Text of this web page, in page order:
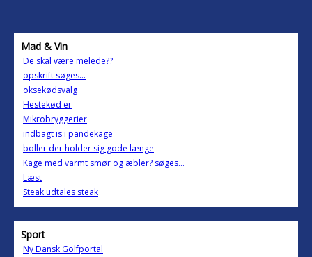
Mad & Vin
De skal være melede??
opskrift søges...
oksekødsvalg
Hestekød er
Mikrobryggerier
indbagt is i pandekage
boller der holder sig gode længe
Kage med varmt smør og æbler? søges...
Læst
Steak udtales steak
Sport
Ny Dansk Golfportal